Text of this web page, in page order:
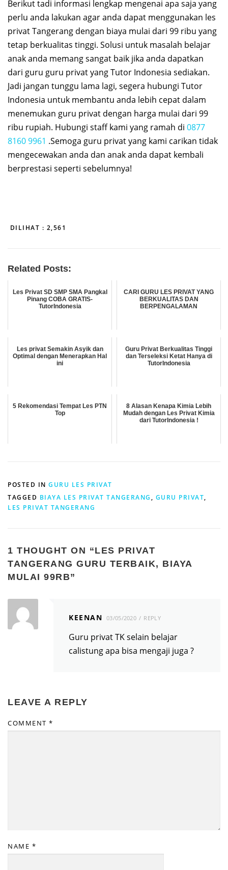
Berikut tadi informasi lengkap mengenai apa saja yang
perlu anda lakukan agar anda dapat menggunakan les
privat Tangerang dengan biaya mulai dari 99 ribu yang
tetap berkualitas tinggi. Solusi untuk masalah belajar
anak anda memang sangat baik jika anda dapatkan
dari guru guru privat yang Tutor Indonesia sediakan.
Jadi jangan tunggu lama lagi, segera hubungi Tutor
Indonesia untuk membantu anda lebih cepat dalam
menemukan guru privat dengan harga mulai dari 99
ribu rupiah. Hubungi staff kami yang ramah di 0877
8160 9961 .Semoga guru privat yang kami carikan tidak
mengecewakan anda dan anak anda dapat kembali
berprestasi seperti sebelumnya!
DILIHAT : 2,561
Related Posts:
Les Privat SD SMP SMA Pangkal
Pinang COBA GRATIS-
TutorIndonesia
CARI GURU LES PRIVAT YANG
BERKUALITAS DAN
BERPENGALAMAN
Les privat Semakin Asyik dan
Optimal dengan Menerapkan Hal
ini
Guru Privat Berkualitas Tinggi
dan Terseleksi Ketat Hanya di
TutorIndonesia
5 Rekomendasi Tempat Les PTN
Top
8 Alasan Kenapa Kimia Lebih
Mudah dengan Les Privat Kimia
dari TutorIndonesia !
POSTED IN GURU LES PRIVAT
TAGGED BIAYA LES PRIVAT TANGERANG, GURU PRIVAT,
LES PRIVAT TANGERANG
1 THOUGHT ON “LES PRIVAT
TANGERANG GURU TERBAIK, BIAYA
MULAI 99RB”
KEENAN 03/05/2020 REPLY
Guru privat TK selain belajar
calistung apa bisa mengaji juga ?
LEAVE A REPLY
COMMENT *
NAME *